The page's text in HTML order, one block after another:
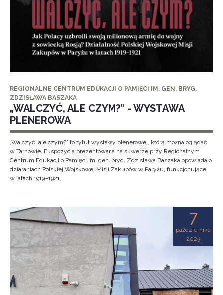
REGIONALNE CENTRUM EDUKACJI O PAMIĘCI IM. GEN. BRYG.
ZDZISŁAWA BASZAKA
„WALCZYĆ, ALE CZYM?” - WYSTAWA
PLENEROWA
„Walczyć, ale czym?” to tytuł wystawy plenerowej, którą można oglądać
w Tarnowie. Ekspozycja prezentowana na skwerze przy Regionalnym
Centrum Edukacji o Pamięci im. gen. bryg. Zdzisława Baszaka opowiada o
działaniach Polskiej Wojskowej Misji Zakupów w Paryżu, funkcjonującej
w latach 1919–1921.
7
października
2025